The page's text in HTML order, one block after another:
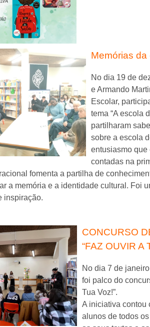
Memórias
No dia 19 de
e Armando
Escolar,
tema “A escola
partilharam
sobre a escola
entusiasmo que
contadas na
fomenta a partilha de
a memória e a identidade cultural. Foi
inspiração.
CONCURSO
“FAZ OUVIR A
No dia 7 de
foi palco do
Tua Voz!”.
A iniciativa contou
alunos de todos